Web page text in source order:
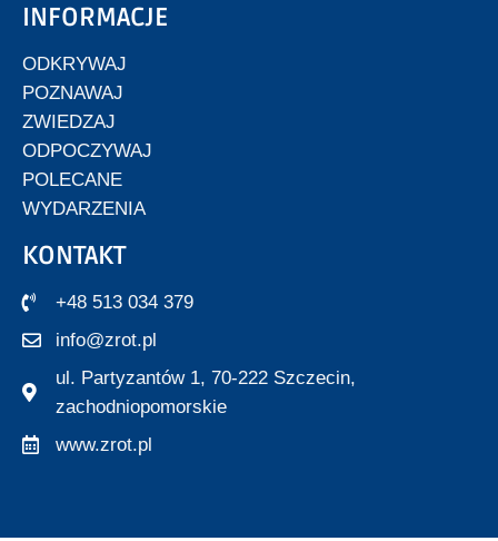
INFORMACJE
ODKRYWAJ
POZNAWAJ
ZWIEDZAJ
ODPOCZYWAJ
POLECANE
WYDARZENIA
KONTAKT
+48 513 034 379
info@zrot.pl
ul. Partyzantów 1, 70-222 Szczecin,
zachodniopomorskie
www.zrot.pl